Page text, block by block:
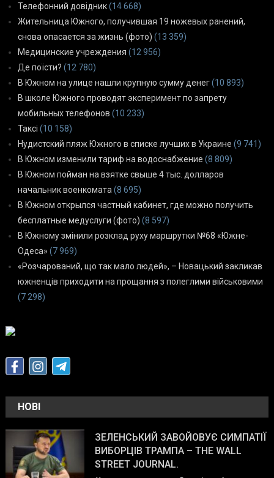
Телефонний довідник(14 668)
Жительница Южного, получившая 19 ножевых ранений,
снова опасается за жизнь (фото) (13 359)
Медицинские учреждения (12 956)
Де поїсти? (12 780)
В Южном на улице нашли крупную сумму денег(10 893)
В школе Южного проводят эксперимент по запрету
мобильных телефонов (10 233)
Таксі (10 158)
Нудистский пляж Южного в списке лучших в Украине (9 741)
В Южном изменили тариф на водоснабжение (8 809)
В Южном пойман на взятке свыше 4 тыс. долларов
начальник военкомата (8 695)
В Южном открылся частный кабинет, где можно получить
бесплатные медуслуги (фото) (8 597)
В Южному змінили розклад руху маршрутки №68 «Южне-
Одеса» (7 969)
«Розчарований, що так мало людей», – Новацький закликав
южненців приходити на прощання з полеглими військовими
(7 298)
НОВІ
ЗЕЛЕНСЬКИЙ ЗАВОЙОВУЄ СИМПАТІЇ
ВИБОРЦІВ ТРАМПА – THE WALL
STREET JOURNAL.